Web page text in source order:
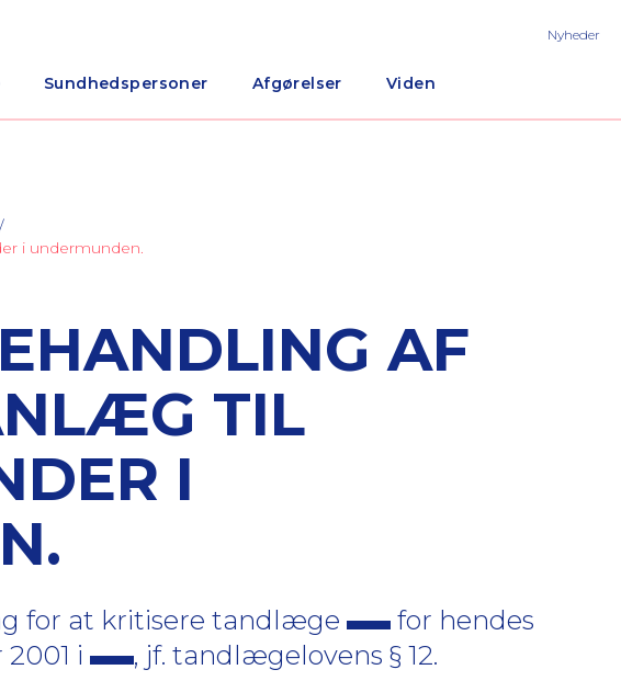
Sundhedspersoner Afgørelser Viden
Nyheder
i undermunden.
AF
TIL
I
for at kritisere tandlæge
for hendes
i , jf. tandlægelovens § 12.